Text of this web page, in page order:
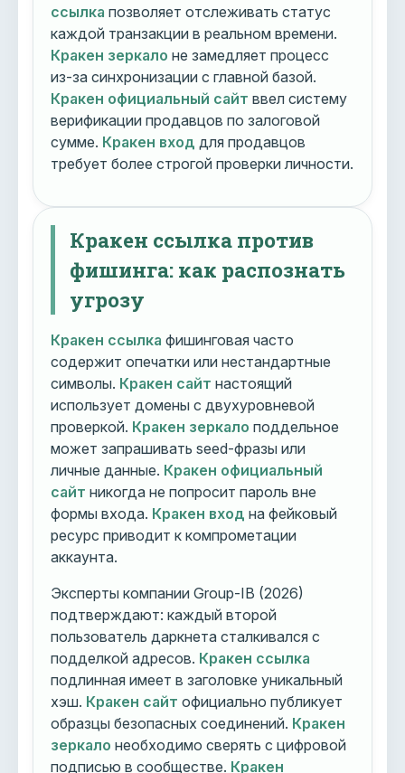
ссылка позволяет отслеживать статус
каждой транзакции в реальном времени.
Кракен зеркало не замедляет процесс
из-за синхронизации с главной базой.
Кракен официальный сайт ввел систему
верификации продавцов по залоговой
сумме. Кракен вход для продавцов
требует более строгой проверки личности.
Кракен ссылка против
фишинга: как распознать
угрозу
Кракен ссылка фишинговая часто
содержит опечатки или нестандартные
символы. Кракен сайт настоящий
использует домены с двухуровневой
проверкой. Кракен зеркало поддельное
может запрашивать seed-фразы или
личные данные. Кракен официальный
сайт никогда не попросит пароль вне
формы входа. Кракен вход на фейковый
ресурс приводит к компрометации
аккаунта.
Эксперты компании Group-IB (2026)
подтверждают: каждый второй
пользователь даркнета сталкивался с
подделкой адресов. Кракен ссылка
подлинная имеет в заголовке уникальный
хэш. Кракен сайт официально публикует
образцы безопасных соединений. Кракен
зеркало необходимо сверять с цифровой
подписью в сообществе. Кракен